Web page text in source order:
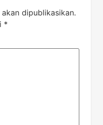
dipublikasikan.
*